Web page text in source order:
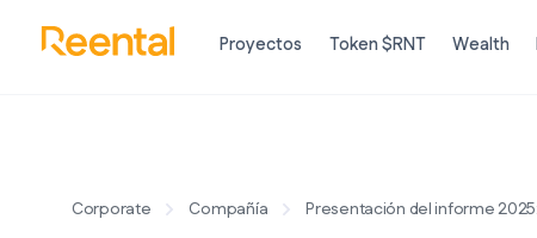
Proyectos Token $RNT Wealth
Corporate Compañía Presentación del informe